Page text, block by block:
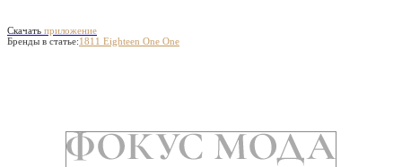
Скачать приложение
Бренды в статье:1811 Eighteen One One